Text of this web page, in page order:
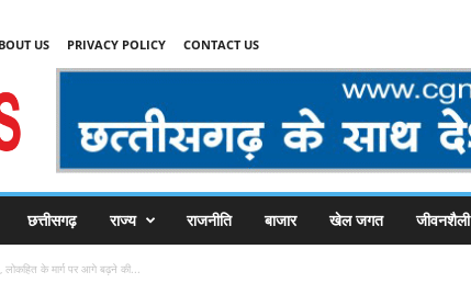
US PRIVACY POLICY CONTACT US
छत्तीसगढ़ राज्य राजनीति बाजार खेल जगत जीवनशैली
लोकहित के मार्ग पर आगे बढ़ने की...